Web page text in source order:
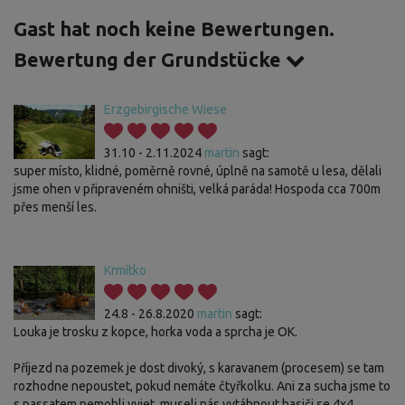
Gast hat noch keine Bewertungen.
Bewertung der Grundstücke
Erzgebirgische Wiese
31.10 - 2.11.2024 martin sagt:
super místo, klidné, poměrně rovné, úplně na samotě u lesa, dělali
jsme ohen v připraveném ohništi, velká paráda! Hospoda cca 700m
přes menší les.
Krmítko
24.8 - 26.8.2020 martin sagt:
Louka je trosku z kopce, horka voda a sprcha je OK.
Příjezd na pozemek je dost divoký, s karavanem (procesem) se tam
rozhodne nepoustet, pokud nemáte čtyřkolku. Ani za sucha jsme to